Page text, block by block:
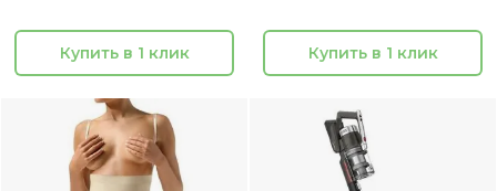
Купить в 1 клик Купить в 1 клик